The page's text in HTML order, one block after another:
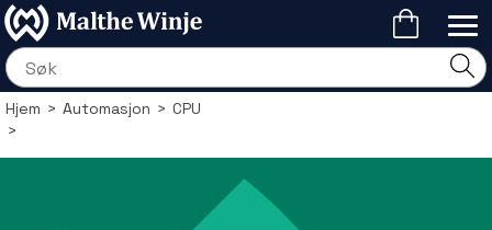
Hjem>Automasjon>CPU
>